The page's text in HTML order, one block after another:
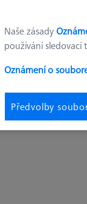
Naše zásady
používání sledovací
Oznámení o
Předvolby